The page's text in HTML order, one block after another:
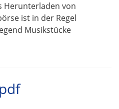
Herunterladen von
ist in der Regel
Musikstücke